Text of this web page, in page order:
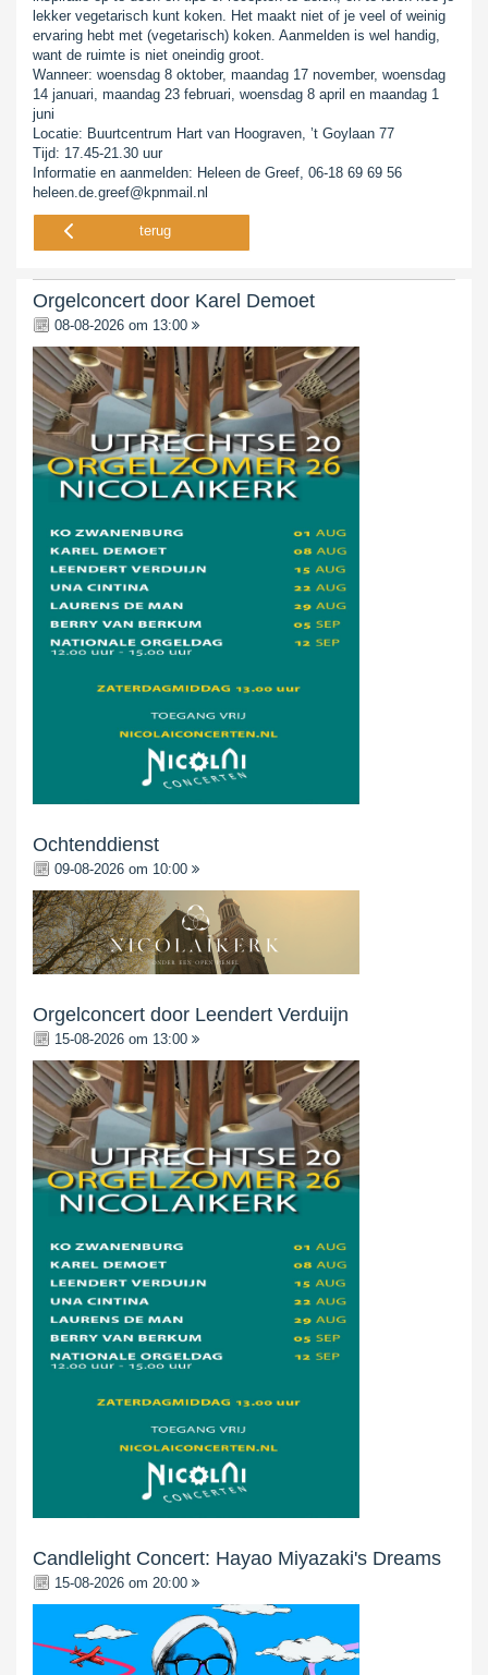
lekker vegetarisch kunt koken. Het maakt niet of je veel of weinig
ervaring hebt met (vegetarisch) koken. Aanmelden is wel handig,
want de ruimte is niet oneindig groot.
Wanneer: woensdag 8 oktober, maandag 17 november, woensdag
14 januari, maandag 23 februari, woensdag 8 april en maandag 1
juni
Locatie: Buurtcentrum Hart van Hoograven, ’t Goylaan 77
Tijd: 17.45-21.30 uur
Informatie en aanmelden: Heleen de Greef, 06-18 69 69 56
heleen.de.greef@kpnmail.nl
terug
Orgelconcert door Karel Demoet
08-08-2026 om 13:00
Ochtenddienst
09-08-2026 om 10:00
Orgelconcert door Leendert Verduijn
15-08-2026 om 13:00
Candlelight Concert: Hayao Miyazaki's Dreams
15-08-2026 om 20:00